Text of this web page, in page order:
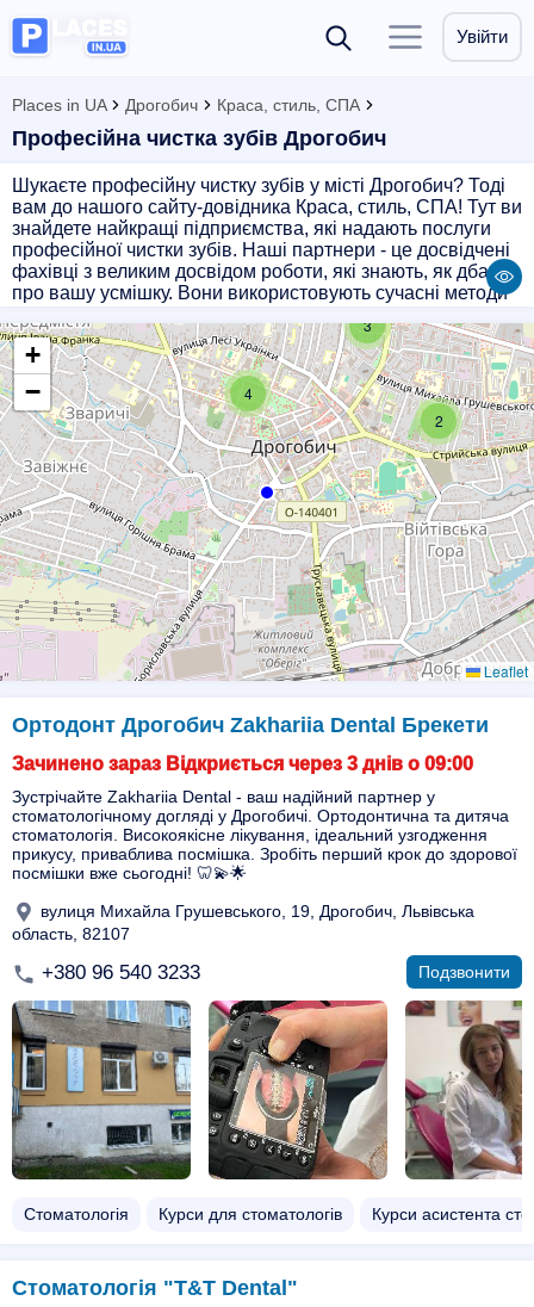
Увійти
Places in UA Дрогобич Краса, стиль, СПА
Професійна чистка зубів Дрогобич
Шукаєте професійну чистку зубів у місті Дрогобич? Тоді
вам до нашого сайту-довідника Краса, стиль, СПА! Тут ви
знайдете найкращі підприємства, які надають послуги
професійної чистки зубів. Наші партнери - це досвідчені
фахівці з великим досвідом роботи, які знають, як дбати
про вашу усмішку. Вони використовують сучасні методи
та безболісну чистку зубів. Після відвідування наших
партнерів ваша усмішка стане яскравішою і здоровішою.
Не відкладайте своє здоров'я на потім - записуйтесь на
професійну чистку зубів прямо зараз! Оберіть свого
фахівця на нашому сайті і отримайте якісний сервіс за
доступною ціною. Довірте свою усмішку професіоналам!
3
4
2
+
−
Leaflet
Ортодонт Дрогобич Zakhariia Dental Брекети
Зачинено зараз Відкриється через 3 днів о 09:00
Зустрічайте Zakhariia Dental - ваш надійний партнер у
стоматологічному догляді у Дрогобичі. Ортодонтична та дитяча
стоматологія. Високоякісне лікування, ідеальний узгодження
прикусу, приваблива посмішка. Зробіть перший крок до здорової
посмішки вже сьогодні! 🦷💫🌟
вулиця Михайла Грушевського, 19, Дрогобич, Львівська
область, 82107
+380 96 540 3233 Подзвонити
Стоматологія Курси для стоматологів Курси асистента
Стоматологія "T&T Dental"